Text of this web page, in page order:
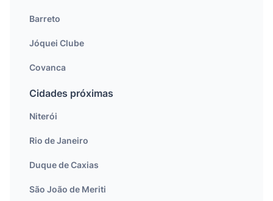
Barreto
Jóquei Clube
Covanca
Cidades próximas
Niterói
Rio de Janeiro
Duque de Caxias
São João de Meriti